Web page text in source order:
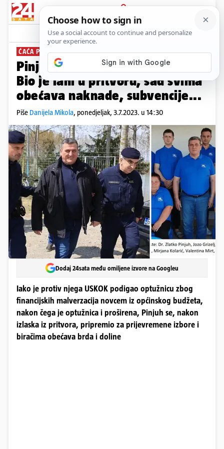
PRIJAVA
News Komentari
ĆAĆA PINJUH SE VRAĆA
Pinjuhova lista dobila Vijeće:
Bio je lani u pritvoru, sad svima
obećava naknade, subvencije...
Piše Danijela Mikola, ponedjeljak, 3.7.2023. u 14:30
Dodaj 24sata među omiljene izvore na Googleu
Iako je protiv njega USKOK podigao optužnicu zbog
financijskih malverzacija novcem iz općinskog budžeta,
nakon čega je optužnica i proširena, Pinjuh se, nakon
izlaska iz pritvora, pripremio za prijevremene izbore i
biračima obećava brda i doline